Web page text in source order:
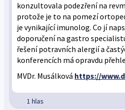
konzultovala podezření na
protože je to na pomezí
je vynikající imunolog. Co jí
doporučení na gastro
řešení potravních alergií a
konferencích má opravdu
MVDr. Musálková https://
1 hlas